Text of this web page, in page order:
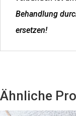
Behandlung
ersetzen!
Ähnliche